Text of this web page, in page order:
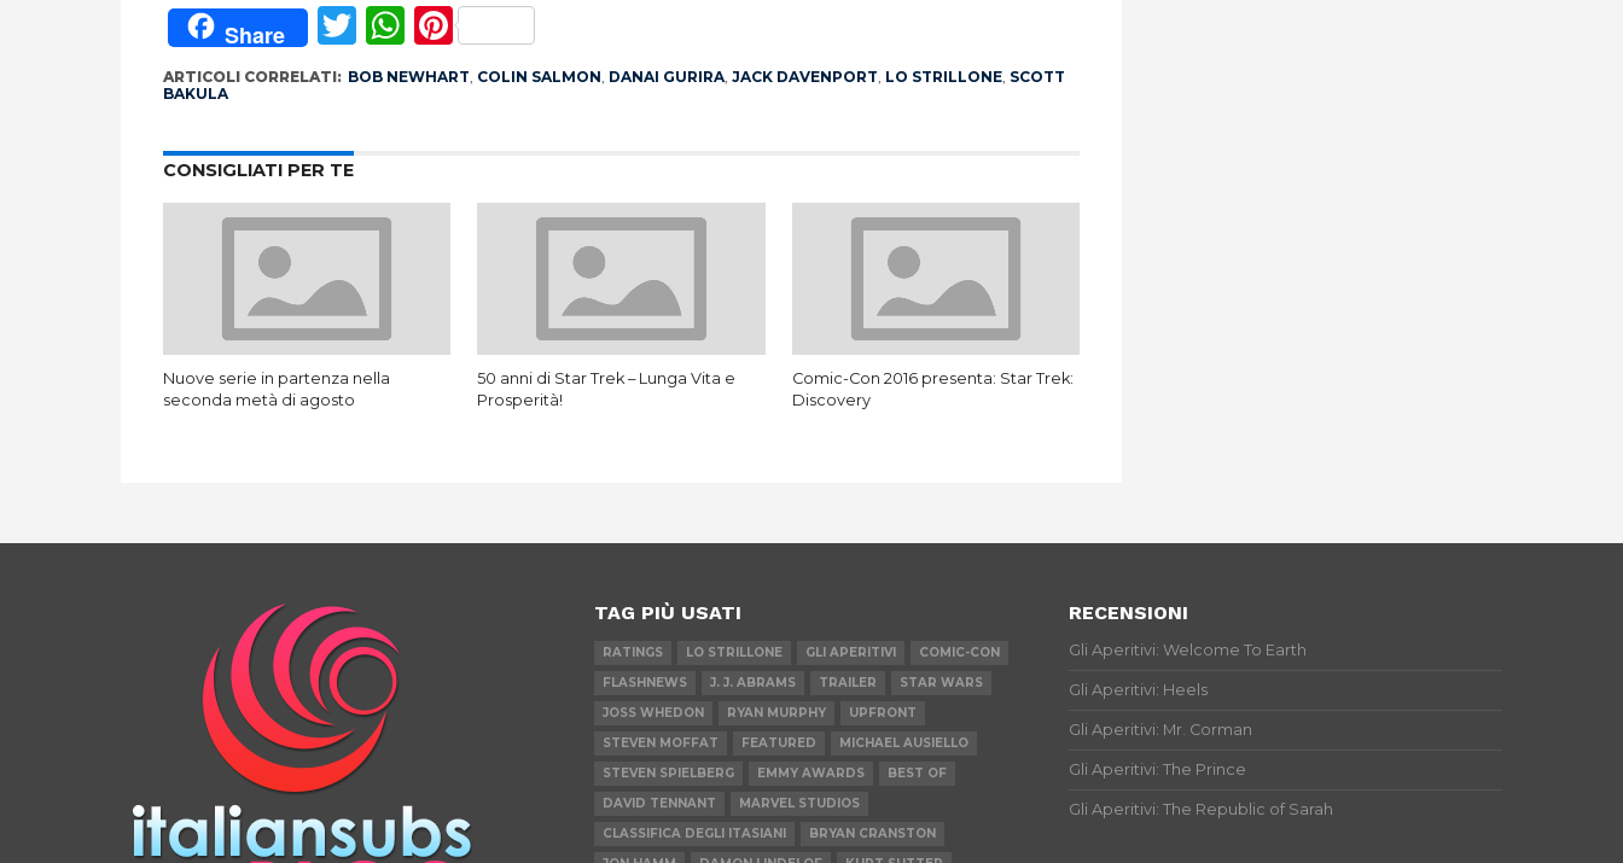
Share Twitter
WhatsApp
Pinterest
ARTICOLI CORRELATI: BOB NEWHART, COLIN SALMON, DANAI GURIRA, JACK DAVENPORT, LO STRILLONE, SCOTT
BAKULA
CONSIGLIATI PER TE
Nuove serie in partenza nella
seconda metà di agosto
50 anni di Star Trek – Lunga Vita e
Prosperità!
Comic-Con 2016 presenta: Star Trek:
Discovery
TAG PIÙ USATI
RATINGS LO STRILLONE GLI APERITIVI
COMIC-CON
FLASHNEWS
J. J. ABRAMS TRAILER
STAR WARS
JOSS WHEDON
RYAN MURPHY
UPFRONT
STEVEN MOFFAT
FEATURED
MICHAEL AUSIELLO
STEVEN SPIELBERG
EMMY AWARDS
BEST OF
DAVID TENNANT
MARVEL STUDIOS
CLASSIFICA DEGLI ITASIANI
BRYAN CRANSTON
RECENSIONI
Gli Aperitivi: Welcome To Earth
Gli Aperitivi: Heels
Gli Aperitivi: Mr. Corman
Gli Aperitivi: The Prince
Gli Aperitivi: The Republic of Sarah